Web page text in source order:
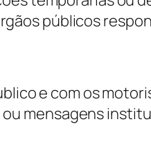
públicos
e com os
mensagens